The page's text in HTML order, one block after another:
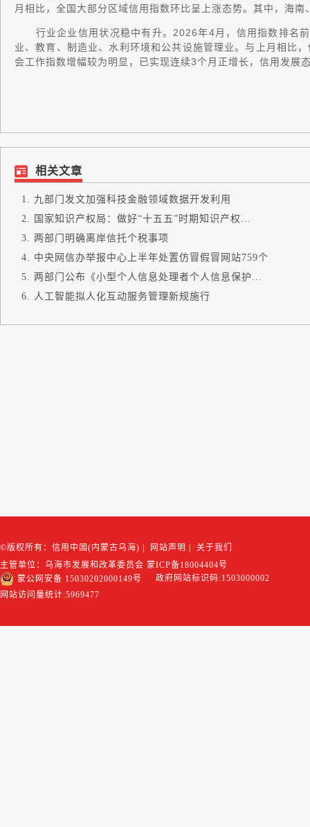
月相比，全国大部分区域信用指数环比呈上涨态势。其中，海
行业企业信用状况稳中有升。2026年4月，信用指数排名
业、教育、制造业、水利环境和公共设施管理业。与上月相比
会工作指数增幅较为明显，已实现连续3个月正增长，信用发展
相关文章
九部门发文加强科技金融领域数据开发利用
国家知识产权局：做好“十五五”时期知识产权...
两部门明确离岸信托个税事项
中央网信办举报中心上半年处置仿冒假冒网站759个
两部门公布《小型个人信息处理者个人信息保护...
人工智能拟人化互动服务管理新规施行
©版权所有：信用中国(内蒙古乌海) 网站声明
关于我们
主管单位：乌海市发展和改革委员会 蒙ICP备18004404号
蒙公网安备 15030202000149号
政府网站标识码:1503000002
网站访问量统计:5969477